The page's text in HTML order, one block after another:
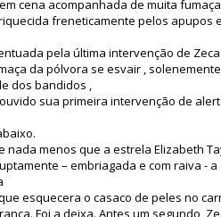
cena acompanhada de muita
freneticamente pelos apupos
pela última intervenção de
da pólvora se esvair ,
dos bandidos ,
sua primeira intervenção de
nada menos que a estrela Elizabeth
– embriagada e com raiva -
esquecera o casaco de peles no
Foi a deixa. Antes um segundo,